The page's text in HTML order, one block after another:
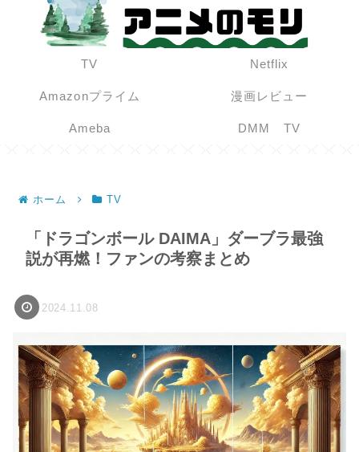
TV Netflix
Amazonプライム 漫画レビュー
Ameba DMM TV
ホーム TV
「ドラゴンボール DAIMA」ダーブラ最強
説が再燃！ファンの考察まとめ
2024.11.08